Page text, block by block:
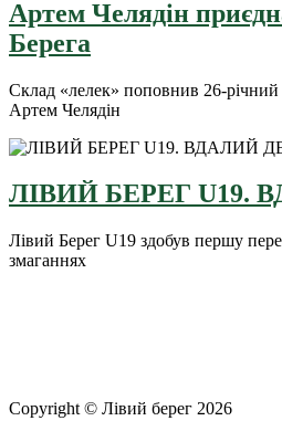
Артем Челядін
Берега
Склад «лелек» поповнив 26-
Артем Челядін
ЛІВИЙ БЕРЕГ U19.
Лівий Берег U19 здобув першу
змаганнях
Copyright © Лівий берег 2026